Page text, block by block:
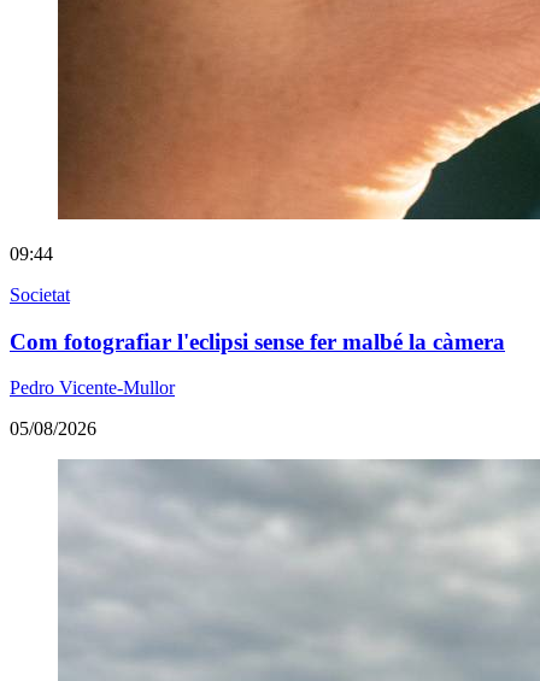
09:44
Societat
Com fotografiar l'eclipsi sense fer malbé la càmera
Pedro Vicente-Mullor
05/08/2026